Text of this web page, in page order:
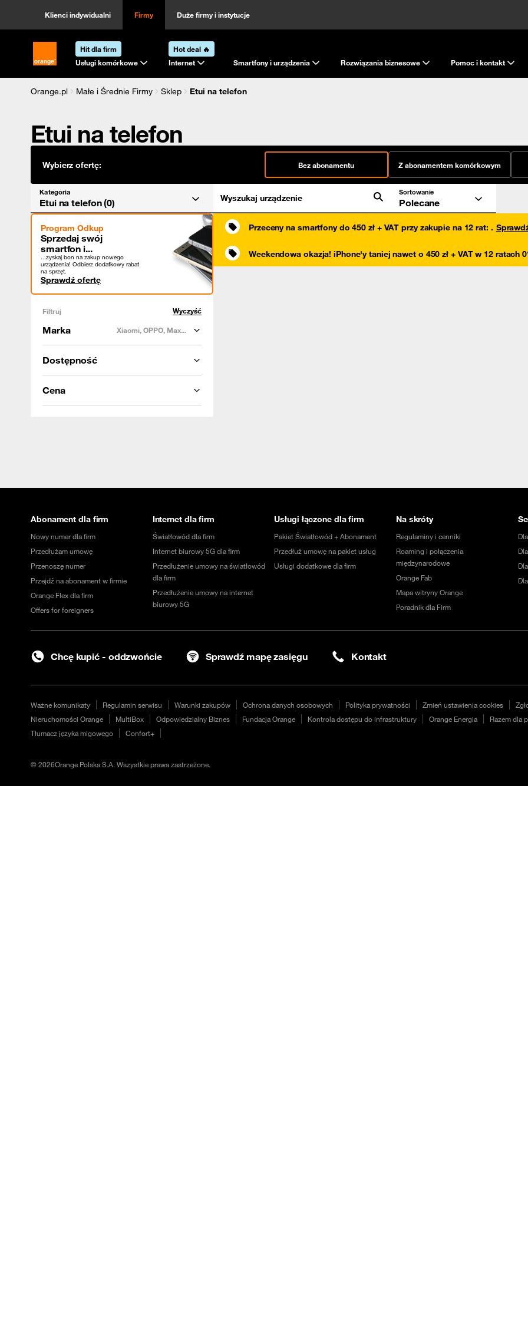
Klienci indywidualni Firmy Duże firmy i instytucje
Strona główna Orange.pl
Hit dla firm
Usługi komórkowe
Hot deal 🔥
Internet
Smartfony i urządzenia Rozwiązania biznesowe Pomoc i kontakt
Orange.pl Małe i Średnie Firmy Sklep
Etui na telefon
Etui na telefon
Wybierz ofertę: Bez abonamentu Z abonamentem komórkowym
Kategoria
Etui na telefon (0) Wyszukaj urządzenie
Sortowanie
Polecane
Program Odkup
Sprzedaj swój
smartfon i...
...zyskaj bon na zakup nowego
urządzenia! Odbierz dodatkowy rabat
na sprzęt.
Sprawdź ofertę
Filtruj Wyczyść
Marka Xiaomi, OPPO, Max...
Dostępność
Cena
Przeceny na smartfony do 450 zł + VAT przy zakupie na 12 rat: .
Weekendowa okazja! iPhone'y taniej nawet o 450 zł + VAT w 12 ratach
Abonament dla firm
Nowy numer dla firm
Przedłużam umowę
Przenoszę numer
Przejdź na abonament w firmie
Orange Flex dla firm
Offers for foreigners
Internet dla firm
Światłowód dla firm
Internet biurowy 5G dla firm
Przedłużenie umowy na światłowód
dla firm
Przedłużenie umowy na internet
biurowy 5G
Usługi łączone dla firm
Pakiet Światłowód + Abonament
Przedłuż umowę na pakiet usług
Usługi dodatkowe dla firm
Na skróty
Regulaminy i cenniki
Roaming i połączenia
międzynarodowe
Orange Fab
Mapa witryny Orange
Poradnik dla Firm
Chcę kupić - oddzwońcie Sprawdź mapę zasięgu Kontakt
Ważne komunikaty Regulamin serwisu Warunki zakupów Ochrona danych osobowych Polityka prywatności Zmień ustawienia cookies
Nieruchomości Orange
MultiBox Odpowiedzialny Biznes Fundacja Orange Kontrola dostępu do infrastruktury Orange Energia Razem dla
Tłumacz języka migowego
Confort+
©2026Orange Polska S.A. Wszystkie prawa zastrzeżone.